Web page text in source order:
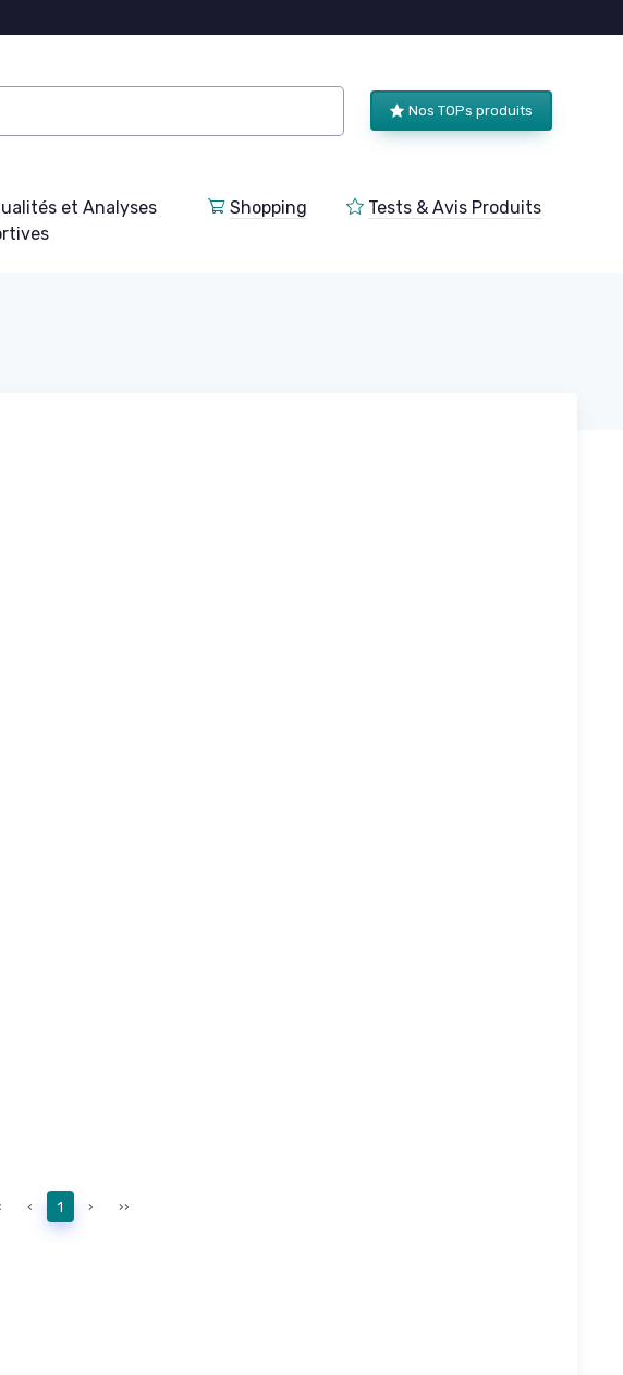
Nos TOPs produits
et Analyses
Shopping Tests & Avis Produits
‹ 1 › ››